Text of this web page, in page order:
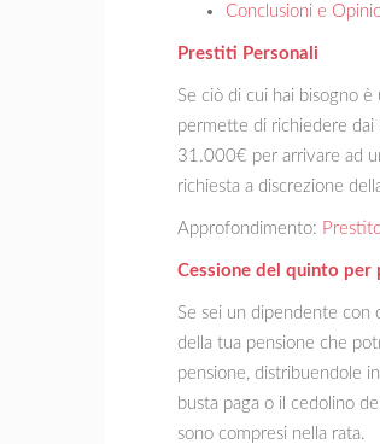
Conclusioni e
Prestiti Personali
Se ciò di cui hai bisogno
permette di richiedere
31.000€ per arrivare ad
richiesta a discrezione
Approfondimento:
Cessione del quinto per
Se sei un dipendente
della tua pensione che
pensione, distribuendole
busta paga o il cedolino
sono compresi nella rata.